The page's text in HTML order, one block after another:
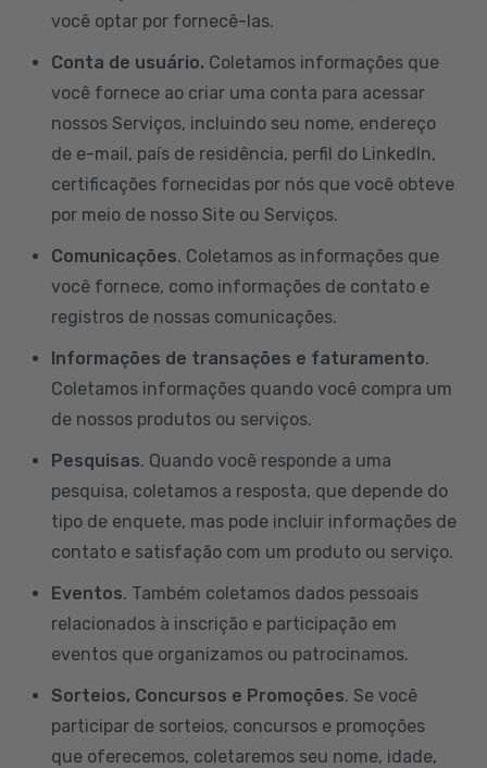
você optar por fornecê-las.
Conta de usuário. Coletamos informações que
você fornece ao criar uma conta para acessar
nossos Serviços, incluindo seu nome, endereço
de e-mail, país de residência, perfil do LinkedIn,
certificações fornecidas por nós que você obteve
por meio de nosso Site ou Serviços.
Comunicações. Coletamos as informações que
você fornece, como informações de contato e
registros de nossas comunicações.
Informações de transações e faturamento.
Coletamos informações quando você compra um
de nossos produtos ou serviços.
Pesquisas. Quando você responde a uma
pesquisa, coletamos a resposta, que depende do
tipo de enquete, mas pode incluir informações de
contato e satisfação com um produto ou serviço.
Eventos. Também coletamos dados pessoais
relacionados à inscrição e participação em
eventos que organizamos ou patrocinamos.
Sorteios, Concursos e Promoções. Se você
participar de sorteios, concursos e promoções
que oferecemos, coletaremos seu nome, idade,